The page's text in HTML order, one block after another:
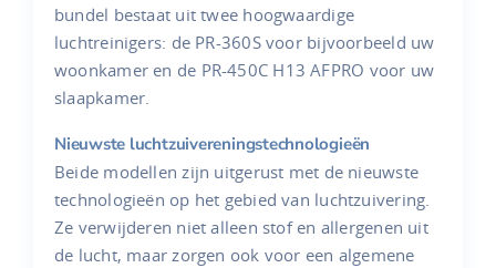
bundel bestaat uit twee hoogwaardige
luchtreinigers: de PR-360S voor bijvoorbeeld uw
woonkamer en de PR-450C H13 AFPRO voor uw
slaapkamer.
Nieuwste luchtzuivereningstechnologieën
Beide modellen zijn uitgerust met de nieuwste
technologieën op het gebied van luchtzuivering.
Ze verwijderen niet alleen stof en allergenen uit
de lucht, maar zorgen ook voor een algemene